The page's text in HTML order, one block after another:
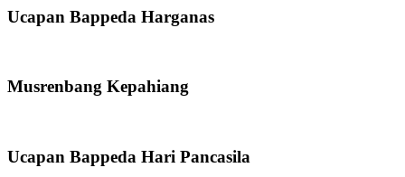
Ucapan Bappeda Harganas
Musrenbang Kepahiang
Ucapan Bappeda Hari Pancasila